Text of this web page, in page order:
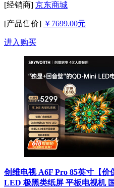
[经销商] 京东商城
[产品售价] ￥7699.00元
进入购买
创维电视 A6F Pro 85英寸【价
LED 极黑类纸屏 平板电视机